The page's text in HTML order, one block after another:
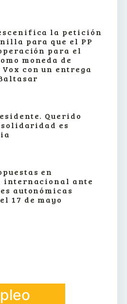
escenifica la petición
para que el PP
para el
moneda de
con un entrega
Querido
es
en
internacional ante
autonómicas
17 de mayo